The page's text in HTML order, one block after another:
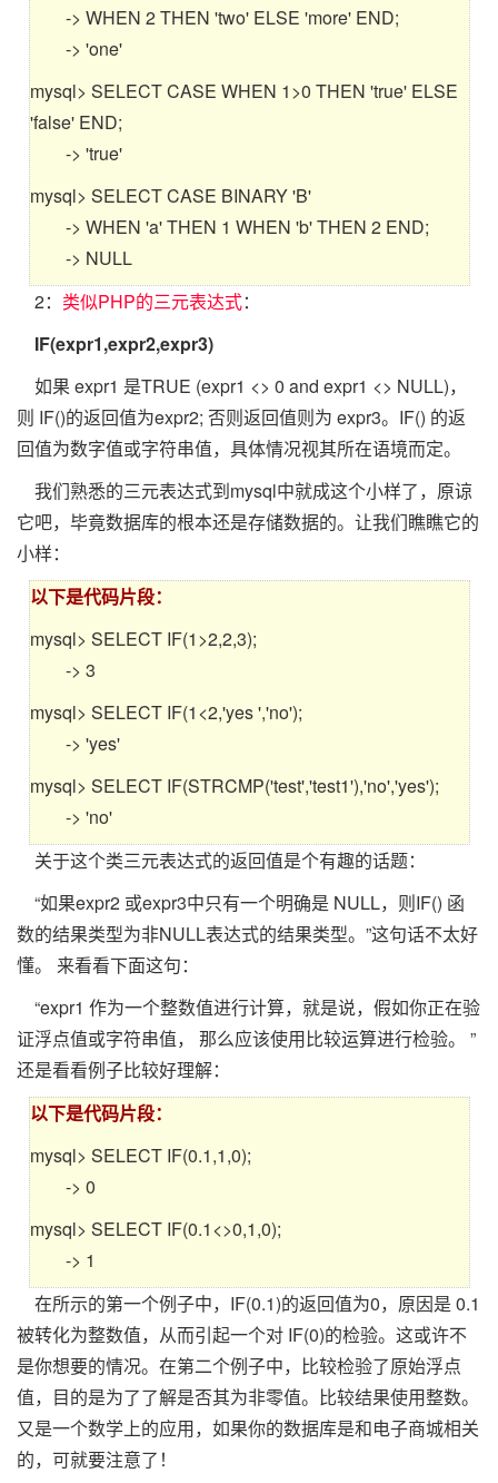
-> WHEN 2 THEN 'two' ELSE 'more' END;
-> 'one'
mysql> SELECT CASE WHEN 1>0 THEN 'true' ELSE
'false' END;
-> 'true'
mysql> SELECT CASE BINARY 'B'
-> WHEN 'a' THEN 1 WHEN 'b' THEN 2 END;
-> NULL
2： 类似PHP的三元表达式：
IF(expr1,expr2,expr3)
如果 expr1 是TRUE (expr1 <> 0 and expr1 <> NULL)，
则 IF()的返回值为expr2; 否则返回值则为 expr3。IF() 的返
回值为数字值或字符串值，具体情况视其所在语境而定。
我们熟悉的三元表达式到mysql中就成这个小样了，原谅
它吧，毕竟数据库的根本还是存储数据的。让我们瞧瞧它的
小样：
以下是代码片段：
mysql> SELECT IF(1>2,2,3);
-> 3
mysql> SELECT IF(1<2,'yes ','no');
-> 'yes'
mysql> SELECT IF(STRCMP('test','test1'),'no','yes');
-> 'no'
关于这个类三元表达式的返回值是个有趣的话题：
“如果expr2 或expr3中只有一个明确是 NULL，则IF() 函
数的结果类型为非NULL表达式的结果类型。”这句话不太好
懂。 来看看下面这句：
“expr1 作为一个整数值进行计算，就是说，假如你正在验
证浮点值或字符串值， 那么应该使用比较运算进行检验。 ”
还是看看例子比较好理解：
以下是代码片段：
mysql> SELECT IF(0.1,1,0);
-> 0
mysql> SELECT IF(0.1<>0,1,0);
-> 1
在所示的第一个例子中，IF(0.1)的返回值为0，原因是 0.1
被转化为整数值，从而引起一个对 IF(0)的检验。这或许不
是你想要的情况。在第二个例子中，比较检验了原始浮点
值，目的是为了了解是否其为非零值。比较结果使用整数。
又是一个数学上的应用，如果你的数据库是和电子商城相关
的，可就要注意了！